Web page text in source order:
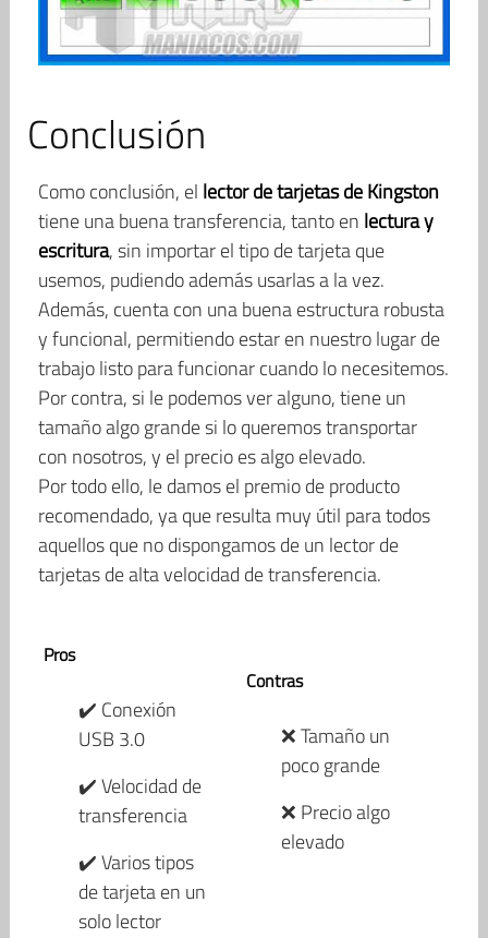
Conclusión
Como conclusión, el lector de tarjetas de Kingston
tiene una buena transferencia, tanto en lectura y
escritura, sin importar el tipo de tarjeta que
usemos, pudiendo además usarlas a la vez.
Además, cuenta con una buena estructura robusta
y funcional, permitiendo estar en nuestro lugar de
trabajo listo para funcionar cuando lo necesitemos.
Por contra, si le podemos ver alguno, tiene un
tamaño algo grande si lo queremos transportar
con nosotros, y el precio es algo elevado.
Por todo ello, le damos el premio de producto
recomendado, ya que resulta muy útil para todos
aquellos que no dispongamos de un lector de
tarjetas de alta velocidad de transferencia.
Pros
✔️ Conexión
USB 3.0
✔️ Velocidad de
transferencia
✔️ Varios tipos
de tarjeta en un
solo lector
Contras
❌ Tamaño un
poco grande
❌ Precio algo
elevado